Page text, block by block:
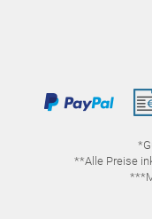
**Alle Preise